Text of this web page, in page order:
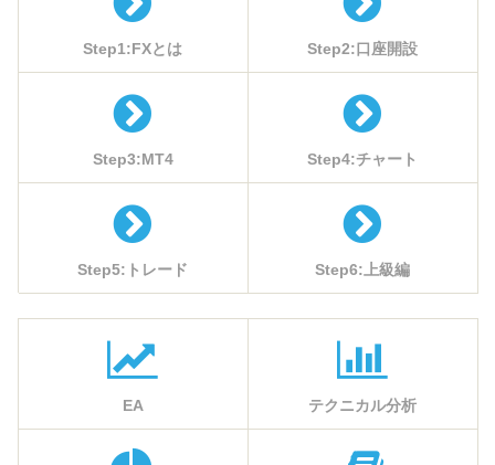
Step1:FXとは Step2:口座開設
Step3:MT4 Step4:チャート
Step5:トレード Step6:上級編
EA テクニカル分析